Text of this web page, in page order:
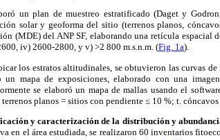
un plan de muestreo estratificado (Daget y
solar y geoforma del sitio (terrenos planos,
(MDE) del ANP SF, elaborando una retícula
iv) 2600-2800, y v) >2 800 m.s.n.m. (Fig. 1a).
los estratos altitudinales, se obtuvieron las curvas
un mapa de exposiciones, elaborado con una
se elaboró un mapa de mallas usando el
terrenos planos = sitios con pendiente ≤ 10 %; t.
y caracterización de la distribución y
en el área estudiada, se realizaron 60 inventarios